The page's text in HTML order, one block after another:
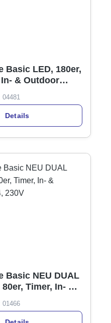
Basic LED, 180er,
& Outdoor
04481
Details
Basic NEU DUAL
Timer, In- &
01466